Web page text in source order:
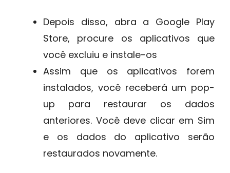
Depois disso, abra a Google Play
Store, procure os aplicativos que
você excluiu e instale-os
Assim que os aplicativos forem
instalados, você receberá um pop-
up para restaurar os dados
anteriores. Você deve clicar em Sim
e os dados do aplicativo serão
restaurados novamente.